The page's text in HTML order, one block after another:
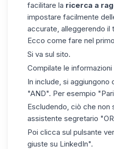
facilitare la ricerca a
impostare facilmente
accurate, alleggerendo il
Ecco come fare nel
Si va sul sito.
Compilate le
In include, si aggiungono
"AND". Per esempio
Escludendo, ciò che non
assistente segretario
Poi clicca sul pulsante
giuste su LinkedIn".